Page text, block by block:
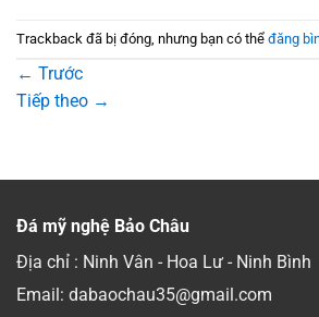
Trackback đã bị đóng, nhưng bạn có thể đăng
← Trước
Tiếp theo →
Đá mỹ nghệ Bảo Châu
Địa chỉ : Ninh Vân - Hoa Lư - Ninh Bình
Email: dabaochau35@gmail.com